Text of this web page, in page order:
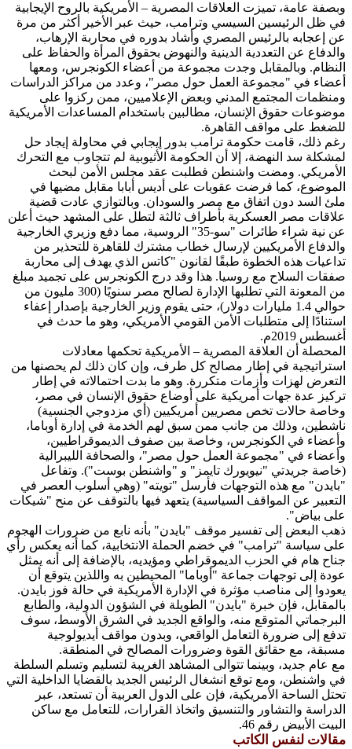
وبصفة عامة، تميزت العلاقات المصرية – الأمريكية بالروح الإيجابية
في ظل الرئيسين السيسي وترامب، حيث عبر الأخير أكثر من مرة
عن إعجابه بالرئيس المصري وأشاد بدوره في محاربة الإرهاب،
والدفاع عن التعددية الدينية والنهوض بحقوق المرأة والحفاظ على
النظام. وبالمقابل وجدت مجموعة من أعضاء الكونجرس، ومعها
أعضاء في "مجموعة العمل حول مصر"، وعدد من مراكز الدراسات
ومنظمات المجتمع المدني وبعض الإعلاميين، ممن ركزوا على
موضوعات حقوق الإنسان، مطالبين باستخدام المساعدات الأمريكية
للضغط على مواقف القاهرة.
رغم ذلك، قامت حكومة ترامب بدور إيجابي في محاولة إيجاد حل
لمشكلة سد النهضة، إلا أن الحكومة الأثيوبية لم تتجاوب مع التحرك
الأمريكي. ومضت واشنطن فطلبت عقد مجلس الأمن لبحث
الموضوع، كما فرضت عقوبات على أديس أبابا مقابل مضيها في
ملئ السد دون اتفاق مع مصر والسودان. وبالتوازي عادت قضية
علاقات مصر العسكرية بأطراف ثالثة لتطل على المشهد حيث أعلن
عن نية شراء طائرات "سو-35" الروسية، مما دفع وزيري الخارجية
والدفاع الأمريكيين لإرسال خطاب مشترك للقاهرة للتحذير من
تداعيات هذه الخطوة طبقًا لقانون "كاتس الذي يهدف إلى محاربة
صفقات السلاح مع روسيا. هذا وقد درج الكونجرس على تجميد مبلغ
من المعونة التي تطلبها الإدارة لصالح مصر سنويًا (300 مليون من
حوالي 1.4 مليارات دولار)، حتى يقوم وزير الخارجية بإصدار إعفاء
استنادًا إلى متطلبات الأمن القومي الأمريكي، وهو ما حدث في
أغسطس 2019م.
المحصلة أن العلاقة المصرية – الأمريكية تحكمها معادلات
استراتيجية في إطار مصالح كل طرف، وإن كان ذلك لم يحصنها من
التعرض لهزات وأزمات متكررة. وهو ما بدت احتمالاته في إطار
تركيز عدة جهات أمريكية على أوضاع حقوق الإنسان في مصر،
وخاصة حالات تخص مصريين أمريكيين (أي مزدوجي الجنسية)
ناشطين، وذلك من جانب ممن سبق لهم الخدمة في إدارة أوباما،
وأعضاء في الكونجرس، وخاصة بين صفوف الديموقراطيين،
وأعضاء في "مجموعة العمل حول مصر"، والصحافة الليبرالية
(خاصة جريدتي "نيويورك تايمز" و "واشنطن بوست"). وتفاعل
"بايدن" مع هذه التوجهات فأرسل "تويته" (وهي أسلوب العصر في
التعبير عن المواقف السياسية) يتعهد فيها بالتوقف عن منح "شيكات
على بياض".
ذهب البعض إلى تفسير موقف "بايدن" بأنه نابع من ضرورات الهجوم
على سياسة "ترامب" في خضم الحملة الانتخابية، كما أنه يعكس رأي
جناح هام في الحزب الديموقراطي ومؤيديه، بالإضافة إلى أنه يمثل
عودة إلى توجهات جماعة "أوباما" المحيطين به واللذين يتوقع أن
يعودوا إلى مناصب مؤثرة في الإدارة الأمريكية في حالة فوز بايدن.
بالمقابل، فإن خبرة "بايدن" الطويلة في الشؤون الدولية، والطابع
البرجماتي المتوقع منه، والواقع الجديد في الشرق الأوسط، سوف
تدفع إلى ضرورة التعامل الواقعي، وبدون مواقف أيديولوجية
مسبقة، مع حقائق القوة وضرورات المصالح في المنطقة.
مع عام جديد، وبينما تتوالى المشاهد الغريبة لتسليم وتسلم السلطة
في واشنطن، ومع توقع انشغال الرئيس الجديد بالقضايا الداخلية التي
تحتل الساحة الأمريكية، فإن على الدول العربية أن تستعد، عبر
الدراسة والتشاور والتنسيق واتخاذ القرارات، للتعامل مع ساكن
البيت الأبيض رقم 46.
مقالات لنفس الكاتب